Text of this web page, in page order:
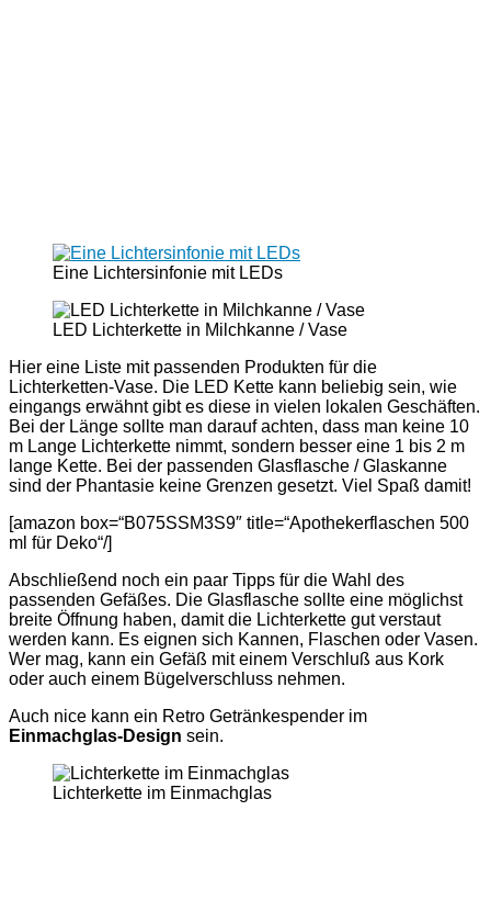
Eine Lichtersinfonie mit LEDs
LED Lichterkette in Milchkanne / Vase
Hier eine Liste mit passenden Produkten für die
Lichterketten-Vase. Die LED Kette kann beliebig sein, wie
eingangs erwähnt gibt es diese in vielen lokalen Geschäften.
Bei der Länge sollte man darauf achten, dass man keine 10
m Lange Lichterkette nimmt, sondern besser eine 1 bis 2 m
lange Kette. Bei der passenden Glasflasche / Glaskanne
sind der Phantasie keine Grenzen gesetzt. Viel Spaß damit!
[amazon box=“B075SSM3S9″ title=“Apothekerflaschen 500
ml für Deko“/]
Abschließend noch ein paar Tipps für die Wahl des
passenden Gefäßes. Die Glasflasche sollte eine möglichst
breite Öffnung haben, damit die Lichterkette gut verstaut
werden kann. Es eignen sich Kannen, Flaschen oder Vasen.
Wer mag, kann ein Gefäß mit einem Verschluß aus Kork
oder auch einem Bügelverschluss nehmen.
Auch nice kann ein Retro Getränkespender im
Einmachglas-Design sein.
Lichterkette im Einmachglas